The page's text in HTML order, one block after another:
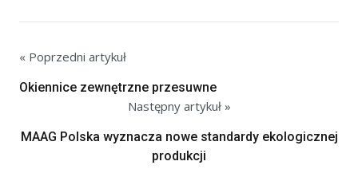
« Poprzedni artykuł
Okiennice zewnętrzne przesuwne
Następny artykuł »
MAAG Polska wyznacza nowe standardy ekologicznej
produkcji